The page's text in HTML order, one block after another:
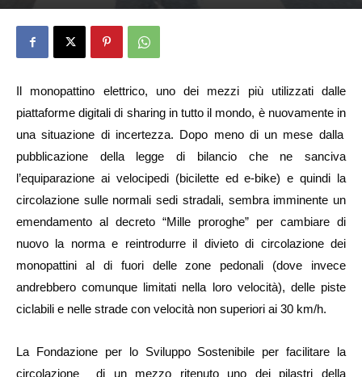
Il monopattino elettrico, uno dei mezzi più utilizzati dalle
piattaforme digitali di sharing in tutto il mondo, è nuovamente in
una situazione di incertezza. Dopo meno di un mese dalla
pubblicazione della legge di bilancio che ne sanciva
l’equiparazione ai velocipedi (bicilette ed e-bike) e quindi la
circolazione sulle normali sedi stradali, sembra imminente un
emendamento al decreto “Mille proroghe” per cambiare di
nuovo la norma e reintrodurre il divieto di circolazione dei
monopattini al di fuori delle zone pedonali (dove invece
andrebbero comunque limitati nella loro velocità), delle piste
ciclabili e nelle strade con velocità non superiori ai 30 km/h.
La Fondazione per lo Sviluppo Sostenibile per facilitare la
circolazione di un mezzo ritenuto uno dei pilastri della